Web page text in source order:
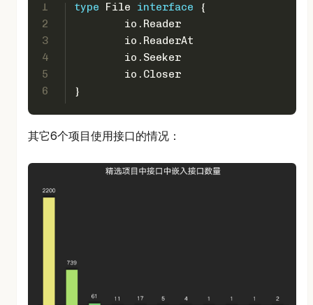
1
2
3
4
5
6
type File interface {
	io.Reader
	io.ReaderAt
	io.Seeker
	io.Closer
}
其它6个项目使用接口的情况：